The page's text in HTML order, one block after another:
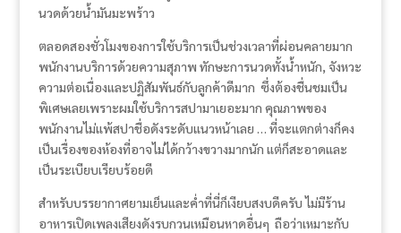
นวดด้วยน้ำมันมะพร้าว
ตลอดสองชั่วโมงของการใช้บริการเป็นช่วงเวลาที่ผ่อนคลายมาก
พนักงานบริการด้วยความสุภาพ ทักษะการนวดทั้งน้ำหนัก, จังหวะ
ความต่อเนื่องและปฏิสัมพันธ์กับลูกค้าดีมาก ซึ่งต้องชื่นชมเป็น
พิเศษเลยเพราะผมใช้บริการสปามาเยอะมาก คุณภาพของ
พนักงานไม่แพ้สปาชื่อดังระดับแนวหน้าเลย … ที่จะแตกต่างก็คง
เป็นเรื่องของห้องที่อาจไม่ได้กว้างขวางมากนัก แต่ก็สะอาดและ
เป็นระเบียบเรียบร้อยดี
สำหรับบรรยากาศยามเย็นและค่ำที่นี่ก็เงียบสงบดีครับ ไม่มีร้าน
อาหารเปิดเพลงเสียงดังรบกวนเหมือนหาดอื่นๆ ถือว่าเหมาะกับ